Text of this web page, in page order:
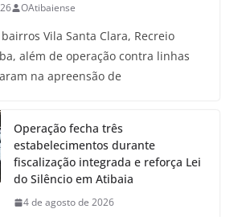
OAtibaiense
Vila Santa Clara, Recreio
além de operação contra linhas
na apreensão de
Operação fecha três
estabelecimentos durante
fiscalização integrada e reforça Lei
do Silêncio em Atibaia
4 de agosto de 2026